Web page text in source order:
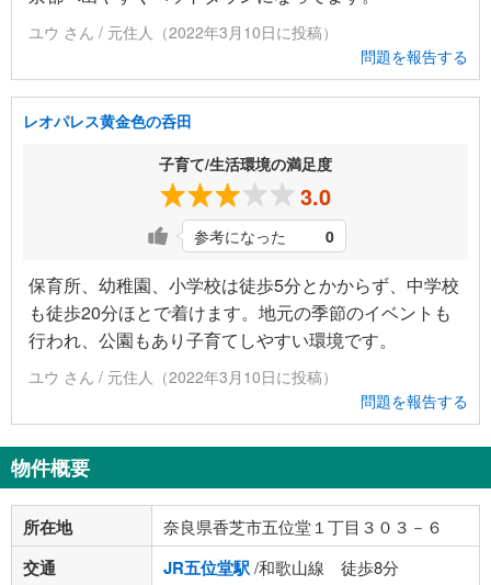
ユウ さん / 元住人（2022年3月10日に投稿）
問題を報告する
レオパレス黄金色の呑田
子育て/生活環境の満足度
3.0
参考になった 0
保育所、幼稚園、小学校は徒歩5分とかからず、中学校
も徒歩20分ほとで着けます。地元の季節のイベントも
行われ、公園もあり子育てしやすい環境です。
ユウ さん / 元住人（2022年3月10日に投稿）
問題を報告する
物件概要
所在地 奈良県香芝市五位堂１丁目３０３－６
交通 JR五位堂駅/和歌山線 徒歩8分